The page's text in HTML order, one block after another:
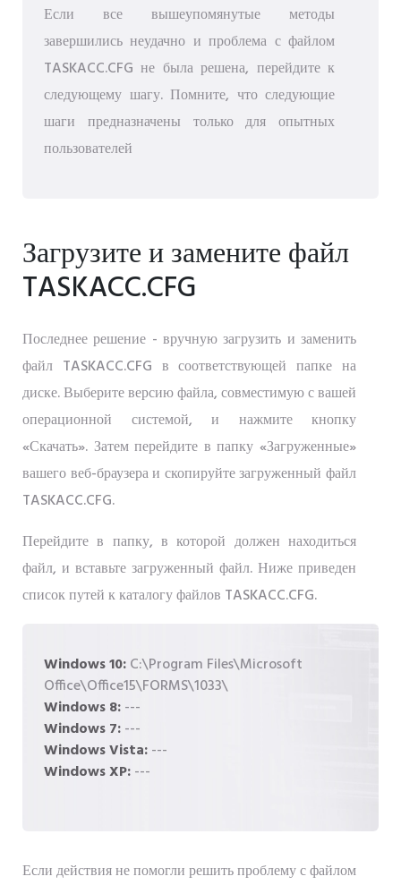
Если все вышеупомянутые методы
завершились неудачно и проблема с файлом
TASKACC.CFG не была решена, перейдите к
следующему шагу. Помните, что следующие
шаги предназначены только для опытных
пользователей
Загрузите и замените файл
TASKACC.CFG
Последнее решение - вручную загрузить и заменить
файл TASKACC.CFG в соответствующей папке на
диске. Выберите версию файла, совместимую с вашей
операционной системой, и нажмите кнопку
«Скачать». Затем перейдите в папку «Загруженные»
вашего веб-браузера и скопируйте загруженный файл
TASKACC.CFG.
Перейдите в папку, в которой должен находиться
файл, и вставьте загруженный файл. Ниже приведен
список путей к каталогу файлов TASKACC.CFG.
Windows 10:C:\Program Files\Microsoft
Office\Office15\FORMS\1033\
Windows 8:---
Windows 7:---
Windows Vista:---
Windows XP:---
Если действия не помогли решить проблему с файлом